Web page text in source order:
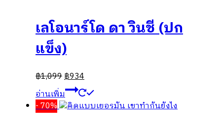
เลโอนาร์โด ดา วินชี (ปก
แข็ง)
฿1,099฿934
อ่านเพิ่ม
- 70%